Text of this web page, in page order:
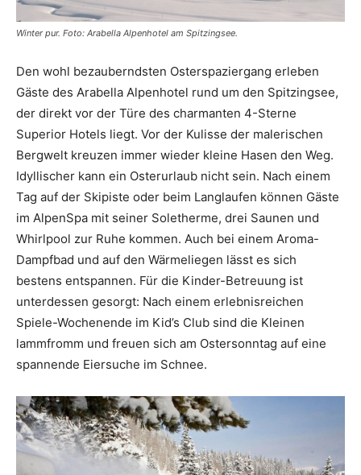
Winter pur. Foto: Arabella Alpenhotel am Spitzingsee.
Den wohl bezauberndsten Osterspaziergang erleben
Gäste des Arabella Alpenhotel rund um den Spitzingsee,
der direkt vor der Türe des charmanten 4-Sterne
Superior Hotels liegt. Vor der Kulisse der malerischen
Bergwelt kreuzen immer wieder kleine Hasen den Weg.
Idyllischer kann ein Osterurlaub nicht sein. Nach einem
Tag auf der Skipiste oder beim Langlaufen können Gäste
im AlpenSpa mit seiner Soletherme, drei Saunen und
Whirlpool zur Ruhe kommen. Auch bei einem Aroma-
Dampfbad und auf den Wärmeliegen lässt es sich
bestens entspannen. Für die Kinder-Betreuung ist
unterdessen gesorgt: Nach einem erlebnisreichen
Spiele-Wochenende im Kid’s Club sind die Kleinen
lammfromm und freuen sich am Ostersonntag auf eine
spannende Eiersuche im Schnee.